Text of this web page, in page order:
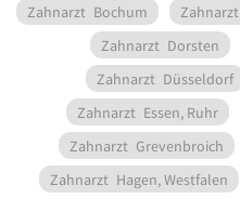
Zahnarzt Bochum Zahnarzt
Zahnarzt Dorsten
Zahnarzt Düsseldorf
Zahnarzt Essen, Ruhr
Zahnarzt Grevenbroich
Zahnarzt Hagen, Westfalen